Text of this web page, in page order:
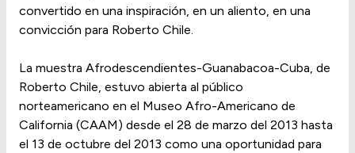
convertido en una inspiración, en un aliento, en una
convicción para Roberto Chile.
La muestra Afrodescendientes-Guanabacoa-Cuba, de
Roberto Chile, estuvo abierta al público
norteamericano en el Museo Afro-Americano de
California (CAAM) desde el 28 de marzo del 2013 hasta
el 13 de octubre del 2013 como una oportunidad para